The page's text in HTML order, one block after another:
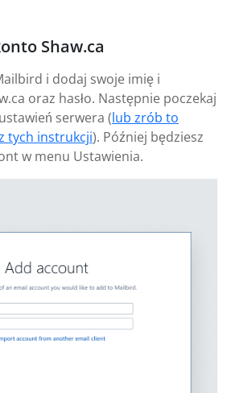
Shaw.ca
i dodaj swoje imię i
oraz hasło. Następnie poczekaj
serwera (lub zrób to
tych instrukcji). Później będziesz
w menu Ustawienia.